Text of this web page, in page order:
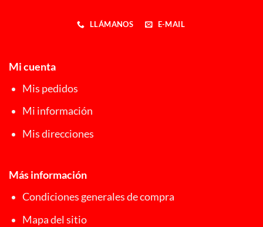
LLÁMANOS E-MAIL
Mi cuenta
Mis pedidos
Mi información
Mis direcciones
Más información
Condiciones generales de compra
Mapa del sitio